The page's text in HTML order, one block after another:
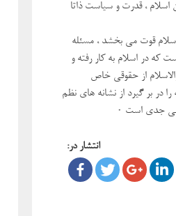
پیروان اسلام ، قدرت و سیاست ذاتا
قوت می بخشد ، مسئله
که در اسلام به کار رفته و
از حقوقی خاص
در بر گیرد از نشانه های نظم
جدی است ۰
انتشار در: